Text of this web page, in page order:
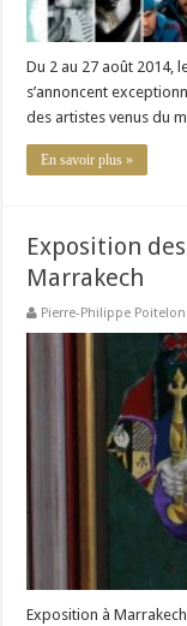
Du 2 au 27 août 2014,
s’annoncent
des artistes venus du
En savoir plus »
Exposition
Marrakech
Pierre-Philippe Poitelon
Exposition à